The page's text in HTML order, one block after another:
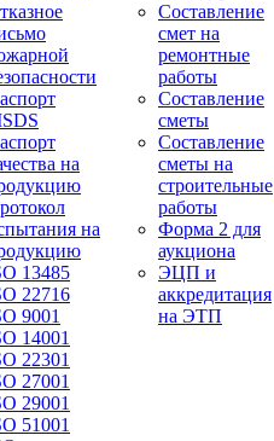
на
на
13485
22716
9001
14001
22301
27001
29001
51001
Составление
смет на
ремонтные
работы
Составление
сметы
Составление
сметы на
строительные
работы
Форма 2 для
аукциона
ЭЦП и
аккредитация
на ЭТП